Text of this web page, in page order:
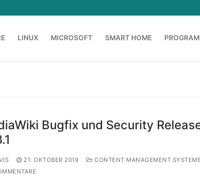
LINUX MICROSOFT SMART HOME
Bugfix und Security
21. OKTOBER 2019
CONTENT MANAGEMENT